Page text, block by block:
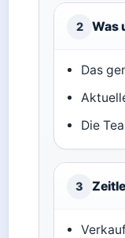
2 Was
Das
Die
3